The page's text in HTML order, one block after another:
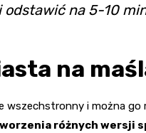
odstawić na 5-10
na
wszechstronny i można
różnych wersji